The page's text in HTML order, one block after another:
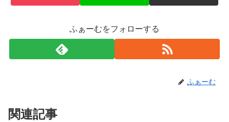
ふぁーむをフォローする
ふぁーむ
関連記事